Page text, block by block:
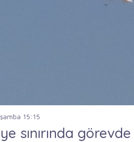
15:15
sınırında görevde